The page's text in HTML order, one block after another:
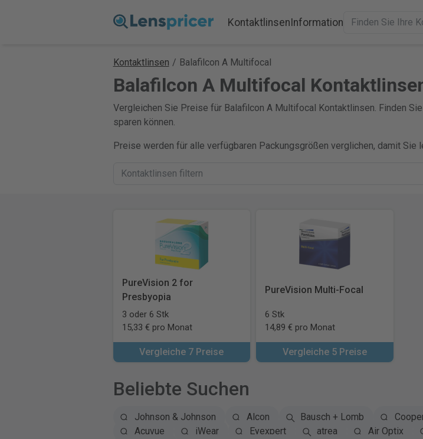
KontaktlinsenInformation
Kontaktlinsen / Balafilcon A Multifocal
Balafilcon A Multifocal
Vergleichen Sie Preise für Balafilcon A Multifocal Kontaktlinsen. Finden
sparen können.
Preise werden für alle verfügbaren Packungsgrößen verglichen, damit
PureVision 2 for
Presbyopia
3 oder 6 Stk
15,33 € pro Monat
Vergleiche 7 Preise
PureVision Multi-Focal
6 Stk
14,89 € pro Monat
Vergleiche 5 Preise
Beliebte Suchen
Johnson & Johnson Alcon Bausch + Lomb
Acuvue
iWear Eyexpert atrea Air Optix